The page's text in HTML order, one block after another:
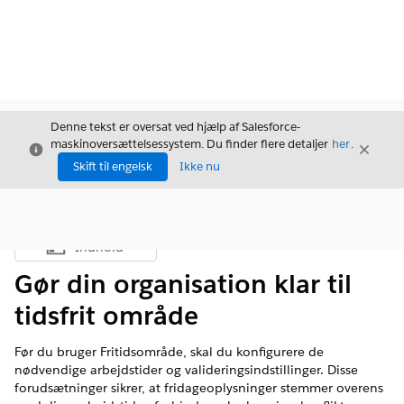
Luk
Denne tekst er oversat ved hjælp af Salesforce-
maskinoversættelsessystem. Du finder flere detaljer her.
Skift til engelsk
Ikke nu
Luk
Vis indholdsfortegnelse
Indhold
Gør din organisation klar til
tidsfrit område
Før du bruger Fritidsområde, skal du konfigurere de
nødvendige arbejdstider og valideringsindstillinger. Disse
forudsætninger sikrer, at fridageoplysninger stemmer overens